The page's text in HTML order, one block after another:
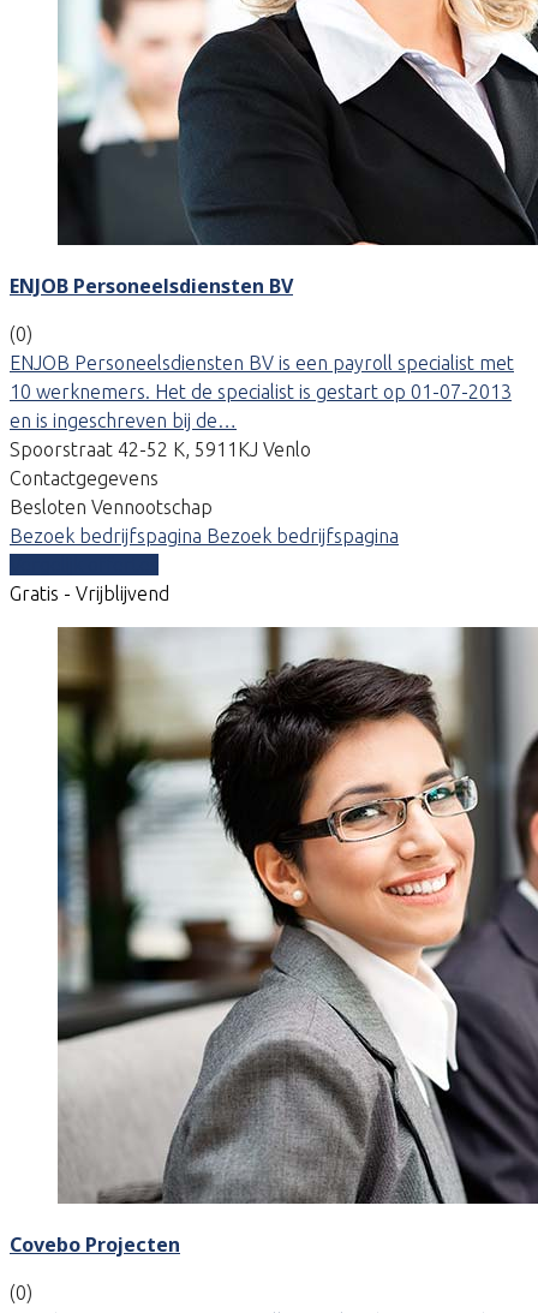
ENJOB Personeelsdiensten BV
(0)
ENJOB Personeelsdiensten BV is een payroll specialist met
10 werknemers. Het de specialist is gestart op 01-07-2013
en is ingeschreven bij de…
Spoorstraat 42-52 K, 5911KJ Venlo
Contactgegevens
Besloten Vennootschap
Bezoek bedrijfspagina Bezoek bedrijfspagina
Gratis - Vrijblijvend
Covebo Projecten
(0)